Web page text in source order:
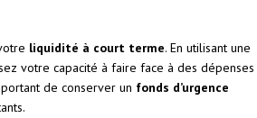
liquidité à court terme. En utilisant une
votre capacité à faire face à des dépenses
de conserver un fonds d’urgence